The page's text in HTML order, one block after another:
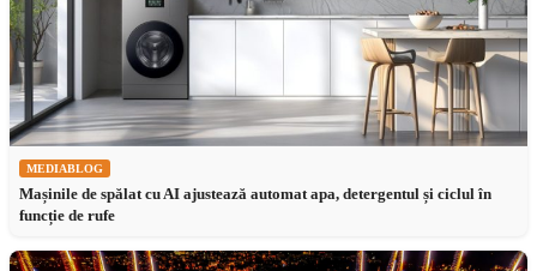
MEDIABLOG
Mașinile de spălat cu AI ajustează automat apa, detergentul și ciclul în
funcție de rufe